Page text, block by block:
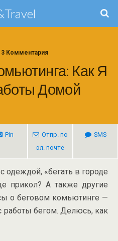
3 Комментария
Как Я
Домой
Pin
Отпр. по
эл. почте
SMS
одеждой, «бегать в городе
прикол? А также другие
о беговом комьютинге —
работы бегом. Делюсь, как